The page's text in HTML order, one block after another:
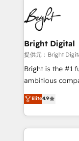
HubSpot COS
COS Design
Partner
lasting impact. We specialize in: • Turnkey and end-
to-end HubSpot
Sales, Service,
and chat
workflows •
Website design
integration:
platform •
CaterSuite for
Bright Digital
提供元：Bright
Bright is the #1
ambitious
From HubSpot
developing a
digital
results)! In short, our services include: - HubSpot
Elite4.9